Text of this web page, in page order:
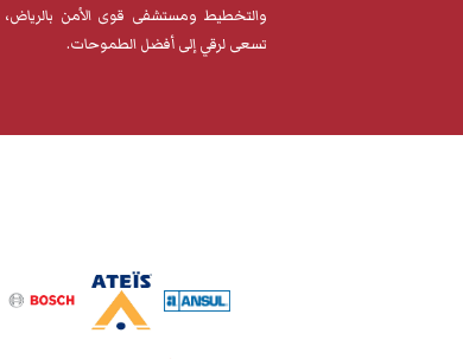
والتخطيط ومستشفى قوى الأمن بالرياض،
تسعى لرقي إلى أفضل الطموحات.